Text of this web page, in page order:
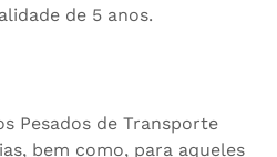
de 5 anos.
Pesados de Transporte
bem como, para aqueles